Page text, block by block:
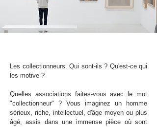
Les collectionneurs. Qui sont-ils ? Qu'est-ce qui
les motive ?
Quelles associations faites-vous avec le mot
"collectionneur" ? Vous imaginez un homme
sérieux, riche, intellectuel, d'âge moyen ou plus
âgé, assis dans une immense pièce où sont